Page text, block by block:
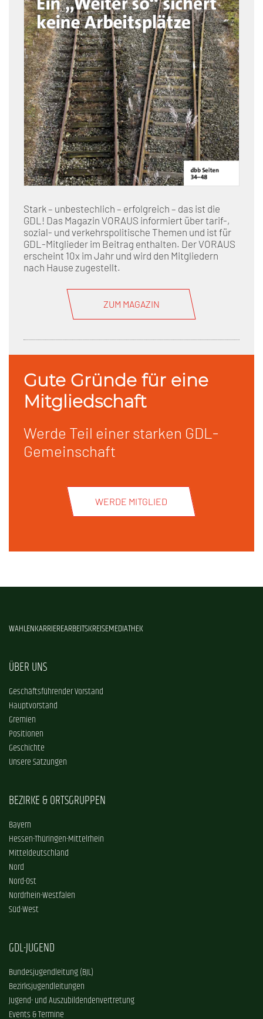
Stark – unbestechlich – erfolgreich – das ist die
GDL! Das Magazin VORAUS informiert über tarif-,
sozial- und verkehrspolitische Themen und ist für
GDL-Mitglieder im Beitrag enthalten. Der VORAUS
erscheint 10x im Jahr und wird den Mitgliedern
nach Hause zugestellt.
ZUM MAGAZIN
Gute Gründe für eine
Mitgliedschaft
Werde Teil einer starken GDL-
Gemeinschaft
WERDE MITGLIED
WAHLENKARRIEREARBEITSKREISEMEDIATHEK
ÜBER UNS
Geschäftsführender Vorstand
Hauptvorstand
Gremien
Positionen
Geschichte
Unsere Satzungen
BEZIRKE & ORTSGRUPPEN
Bayern
Hessen-Thüringen-Mittelrhein
Mitteldeutschland
Nord
Nord-Ost
Nordrhein-Westfalen
Süd-West
GDL-JUGEND
Bundesjugendleitung (BJL)
Bezirksjugendleitungen
Jugend- und Auszubildendenvertretung
Events & Termine